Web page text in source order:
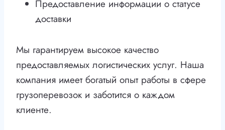
Предоставление информации о статусе
доставки
Мы гарантируем высокое качество
предоставляемых логистических услуг. Наша
компания имеет богатый опыт работы в сфере
грузоперевозок и заботится о каждом
клиенте.